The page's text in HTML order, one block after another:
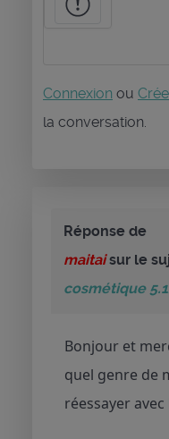
Connexion ou
la conversation.
Réponse de
maitaisur le
cosmétique
Bonjour et
quel genre de
réessayer avec